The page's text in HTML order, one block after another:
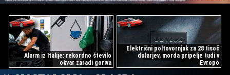
Alarm iz Italije: rekordno število
okvar zaradi goriva
Električni poltovornjak za 28 tisoč
dolarjev, morda pripelje tudi v
Evropo